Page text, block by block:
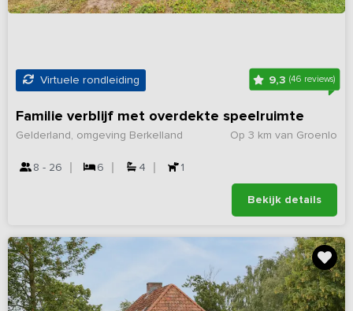
Virtuele rondleiding 9,3 (46 reviews)
Familie verblijf met overdekte speelruimte
Op 3 km van Groenlo
Gelderland, omgeving Berkelland
8 - 26 6 4 1
Bekijk details